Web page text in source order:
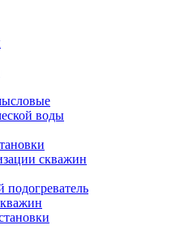
воды
скважин